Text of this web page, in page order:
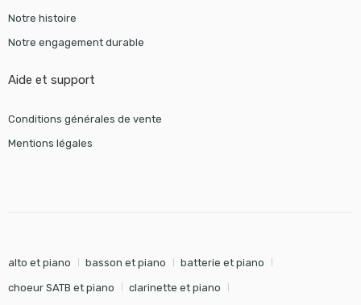
Notre histoire
Notre engagement durable
Aide et support
Conditions générales de vente
Mentions légales
alto et piano basson et piano batterie et piano
choeur SATB et piano clarinette et piano